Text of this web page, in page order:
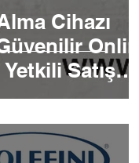
Cihazı
Online
Satış
Sonrası